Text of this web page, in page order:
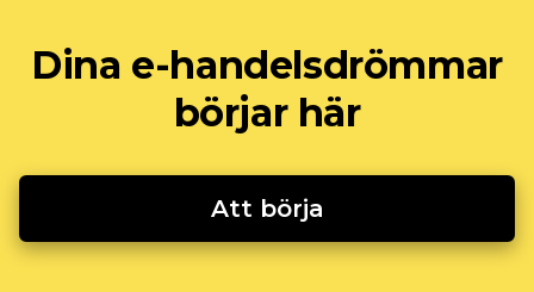
Dina e-handelsdrömmar
börjar här
Att börja